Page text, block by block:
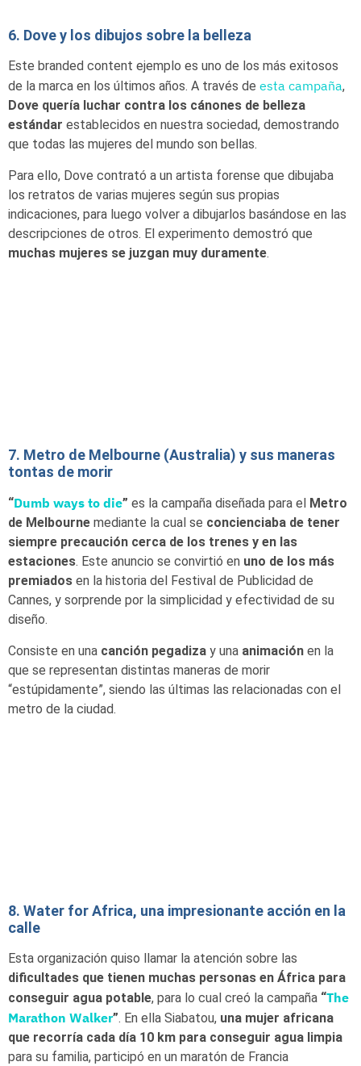
6. Dove y los dibujos sobre la belleza
Este branded content ejemplo es uno de los más exitosos
de la marca en los últimos años. A través de esta campaña,
Dove quería luchar contra los cánones de belleza
estándar establecidos en nuestra sociedad, demostrando
que todas las mujeres del mundo son bellas.
Para ello, Dove contrató a un artista forense que dibujaba
los retratos de varias mujeres según sus propias
indicaciones, para luego volver a dibujarlos basándose en las
descripciones de otros. El experimento demostró que
muchas mujeres se juzgan muy duramente.
7. Metro de Melbourne (Australia) y sus maneras
tontas de morir
“Dumb ways to die” es la campaña diseñada para el
Metro
de Melbourne mediante la cual se concienciaba de tener
siempre precaución cerca de los trenes y en las
estaciones. Este anuncio se convirtió en uno de los más
premiados en la historia del Festival de Publicidad de
Cannes, y sorprende por la simplicidad y efectividad de su
diseño.
Consiste en una canción pegadiza y una animación en la
que se representan distintas maneras de morir
“estúpidamente”, siendo las últimas las relacionadas con el
metro de la ciudad.
8. Water for Africa, una impresionante acción en la
calle
Esta organización quiso llamar la atención sobre las
dificultades que tienen muchas personas en África para
conseguir agua potable, para lo cual creó la campaña “The
Marathon Walker”. En ella Siabatou, una mujer africana
que recorría cada día 10 km para conseguir agua limpia
para su familia, participó en un maratón de Francia